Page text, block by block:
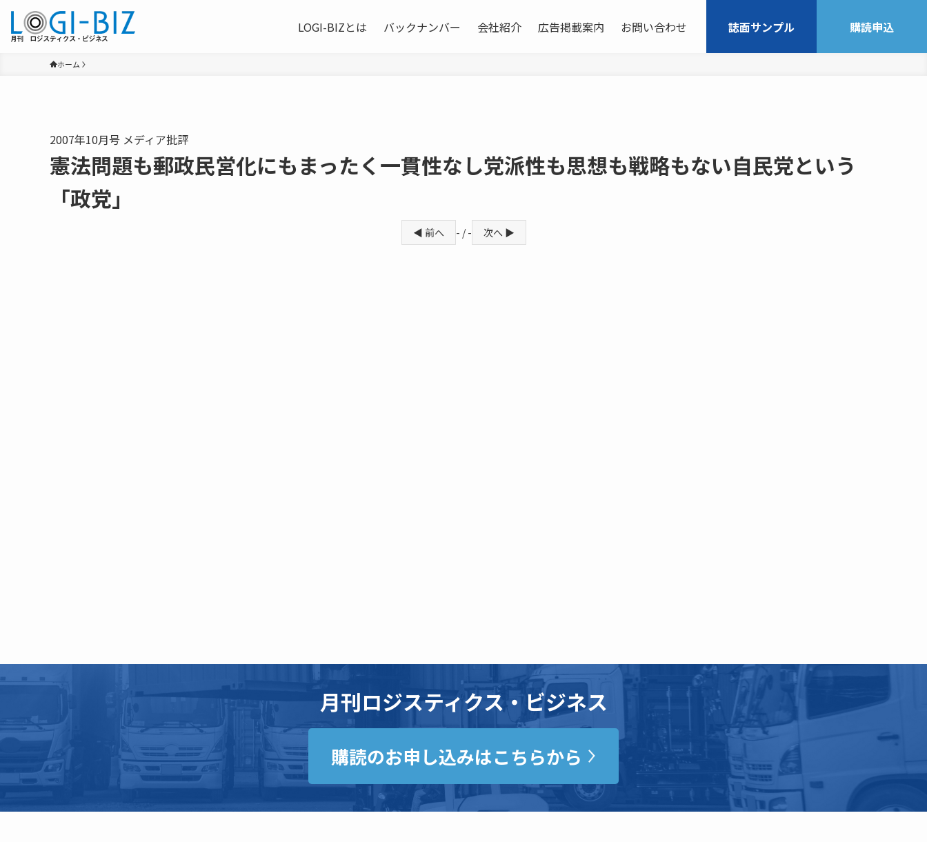
LOGI-BIZとは バックナンバー 会社紹介 広告掲載案内 お問い合わせ 誌面サンプル 購読申込
ホーム
2007年10月号 メディア批評
憲法問題も郵政民営化にもまったく一貫性なし党派性も思想も戦略もない自民党という
「政党」
◀ 前へ - / - 次へ ▶
月刊ロジスティクス・ビジネス
購読のお申し込みはこちらから